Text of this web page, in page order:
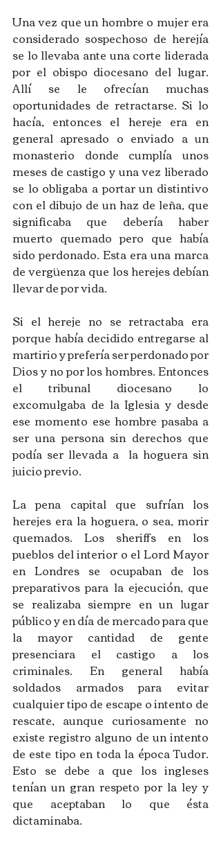
Una vez que un hombre o mujer era
considerado sospechoso de herejía
se lo llevaba ante una corte liderada
por el obispo diocesano del lugar.
Allí se le ofrecían muchas
oportunidades de retractarse. Si lo
hacía, entonces el hereje era en
general apresado o enviado a un
monasterio donde cumplía unos
meses de castigo y una vez liberado
se lo obligaba a portar un distintivo
con el dibujo de un haz de leña, que
significaba que debería haber
muerto quemado pero que había
sido perdonado. Esta era una marca
de vergüenza que los herejes debían
llevar de por vida.
Si el hereje no se retractaba era
porque había decidido entregarse al
martirio y prefería ser perdonado por
Dios y no por los hombres. Entonces
el tribunal diocesano lo
excomulgaba de la Iglesia y desde
ese momento ese hombre pasaba a
ser una persona sin derechos que
podía ser llevada a  la hoguera sin
juicio previo.
La pena capital que sufrían los
herejes era la hoguera, o sea, morir
quemados. Los sheriffs en los
pueblos del interior o el Lord Mayor
en Londres se ocupaban de los
preparativos para la ejecución, que
se realizaba siempre en un lugar
público y en día de mercado para que
la mayor cantidad de gente
presenciara el castigo a los
criminales. En general había
soldados armados para evitar
cualquier tipo de escape o intento de
rescate, aunque curiosamente no
existe registro alguno de un intento
de este tipo en toda la época Tudor.
Esto se debe a que los ingleses
tenían un gran respeto por la ley y
que aceptaban lo que ésta
dictaminaba.